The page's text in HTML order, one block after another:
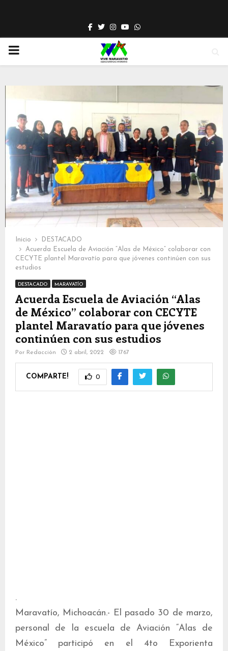
Facebook
TwitterInstagram
YoutubeWhatsapp
PRIMARY
Inicio
DESTACADO
Acuerda Escuela de Aviación “Alas de México” colaborar con
CECYTE plantel Maravatío para que jóvenes continúen con sus
estudios
DESTACADO MARAVATÍO
Acuerda Escuela de Aviación “Alas
de México” colaborar con CECYTE
plantel Maravatío para que jóvenes
continúen con sus estudios
Por Redacción 2 abril, 2022 1767
COMPARTE! 0
.
Maravatío, Michoacán.- El pasado 30 de marzo,
personal de la escuela de Aviación “Alas de
México” participó en el 4to Exporienta